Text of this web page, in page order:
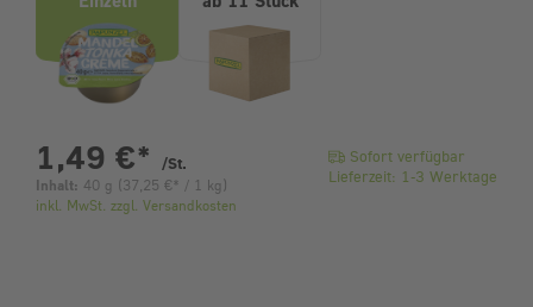
1,49 €* /St.
Inhalt: 40 g ( 37,25 € * / 1 kg)
inkl. MwSt. zzgl. Versandkosten
Sofort verfügbar
Lieferzeit: 1-3 Werktage